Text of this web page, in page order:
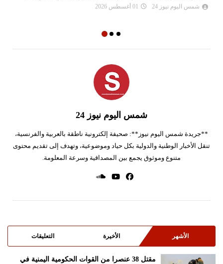
شمس اليوم نيوز 24 01 أغسطس 2026
شمس اليوم نيوز 24
**جريدة شمس اليوم نيوز**: صحيفة إلكترونية ناطقة بالعربية والفرنسية،
تنقل الأخبار الوطنية والدولية بكل حياد وموضوعية، وتهدف إلى تقديم محتوى
متنوع وموثوق يجمع بين المصداقية وسرعة المعلومة.
الأشهر الأخيرة التعليقات
مقتل 38 عنصرا من القوات الحكومية اليمنية في